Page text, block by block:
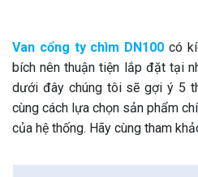
Van cổng ty chìm DN100 có
bích nên thuận tiện lắp đặt tại
dưới đây chúng tôi sẽ gợi ý 5
cùng cách lựa chọn sản phẩm
của hệ thống. Hãy cùng tham